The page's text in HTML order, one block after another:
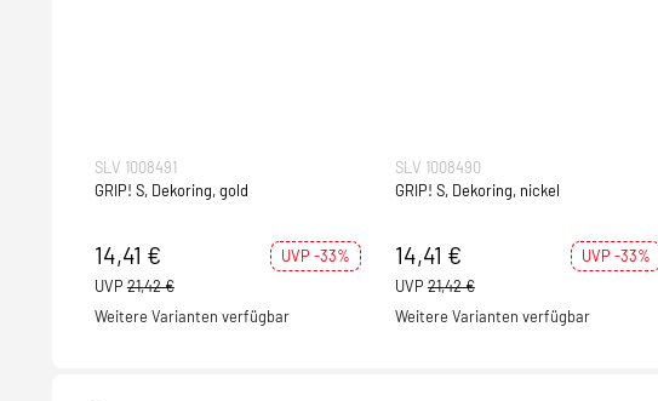
SLV 1008491
GRIP! S, Dekoring, gold
14,41 €
UVP -33%
UVP 21,42 €
Weitere Varianten verfügbar
SLV 1008490
GRIP! S, Dekoring, nickel
14,41 €
UVP -33%
UVP 21,42 €
Weitere Varianten verfügbar